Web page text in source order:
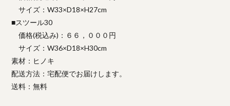
サイズ：W33×D18×H27cm
■スツール30
価格(税込み)：６６，０００円
サイズ：W36×D18×H30cm
素材：ヒノキ
配送方法：宅配便でお届けします。
送料：無料